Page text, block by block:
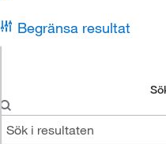
Begränsa resultat